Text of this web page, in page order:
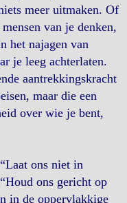
meer uitmaken. Of
van je denken,
het najagen van
je leeg achterlaten.
aantrekkingskracht
maar die een
over wie je bent,
ons niet in
ons gericht op
in de oppervlakkige